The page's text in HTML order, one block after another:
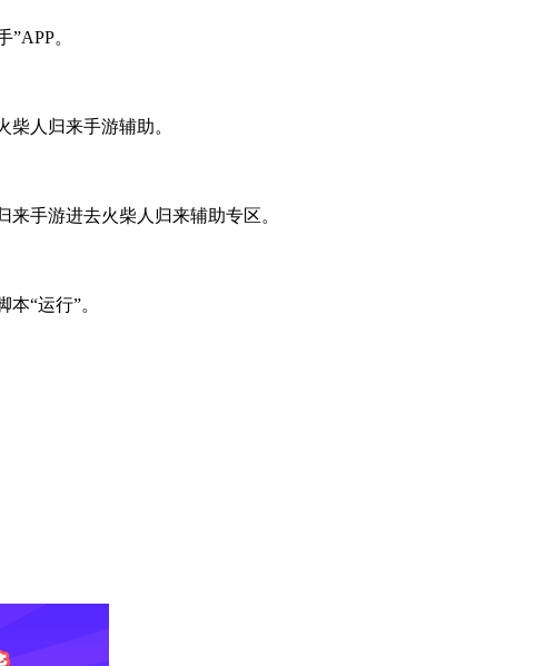
”APP。
人归来手游辅助。
手游进去火柴人归来辅助专区。
本“运行”。